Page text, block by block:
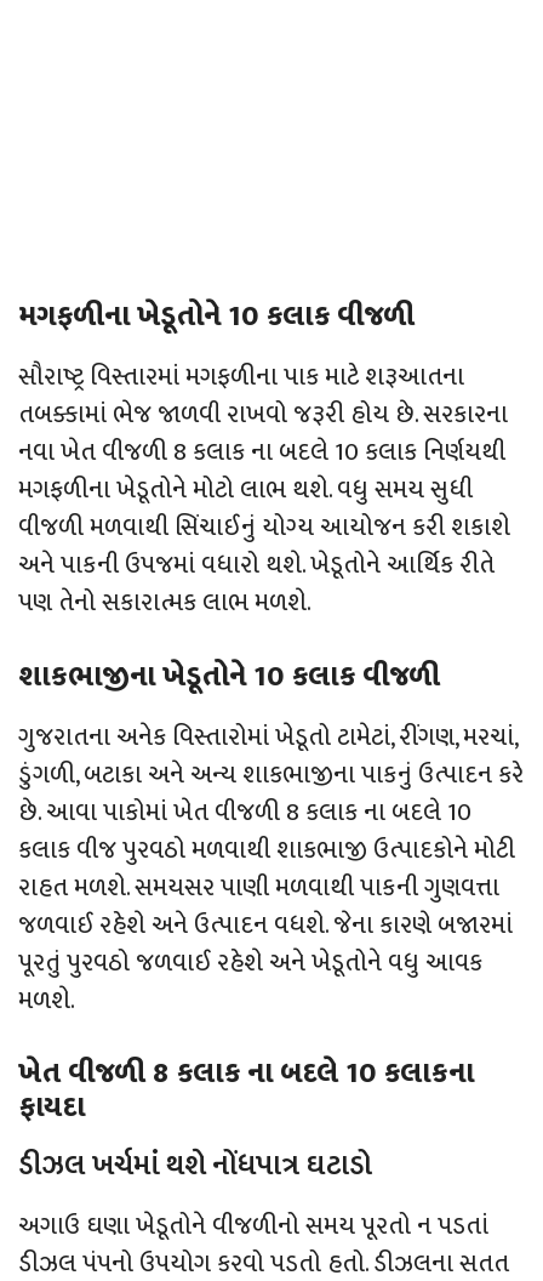
મગફળીના ખેડૂતોને 10 કલાક વીજળી
સૌરાષ્ટ્ર વિસ્તારમાં મગફળીના પાક માટે શરૂઆતના
તબક્કામાં ભેજ જાળવી રાખવો જરૂરી હોય છે. સરકારના
નવા ખેત વીજળી 8 કલાક ના બદલે 10 કલાક નિર્ણયથી
મગફળીના ખેડૂતોને મોટો લાભ થશે. વધુ સમય સુધી
વીજળી મળવાથી સિંચાઈનું યોગ્ય આયોજન કરી શકાશે
અને પાકની ઉપજમાં વધારો થશે. ખેડૂતોને આર્થિક રીતે
પણ તેનો સકારાત્મક લાભ મળશે.
શાકભાજીના ખેડૂતોને 10 કલાક વીજળી
ગુજરાતના અનેક વિસ્તારોમાં ખેડૂતો ટામેટાં, રીંગણ, મરચાં,
ડુંગળી, બટાકા અને અન્ય શાકભાજીના પાકનું ઉત્પાદન કરે
છે. આવા પાકોમાં ખેત વીજળી 8 કલાક ના બદલે 10
કલાક વીજ પુરવઠો મળવાથી શાકભાજી ઉત્પાદકોને મોટી
રાહત મળશે. સમયસર પાણી મળવાથી પાકની ગુણવત્તા
જળવાઈ રહેશે અને ઉત્પાદન વધશે. જેના કારણે બજારમાં
પૂરતું પુરવઠો જળવાઈ રહેશે અને ખેડૂતોને વધુ આવક
મળશે.
ખેત વીજળી 8 કલાક ના બદલે 10 કલાકના
ફાયદા
ડીઝલ ખર્ચમાં થશે નોંધપાત્ર ઘટાડો
અગાઉ ઘણા ખેડૂતોને વીજળીનો સમય પૂરતો ન પડતાં
ડીઝલ પંપનો ઉપયોગ કરવો પડતો હતો. ડીઝલના સતત